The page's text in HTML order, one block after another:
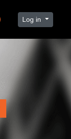
Log in